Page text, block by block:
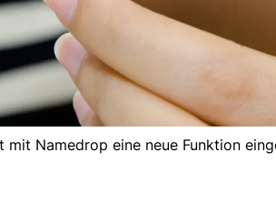
mit Namedrop eine neue Funktion